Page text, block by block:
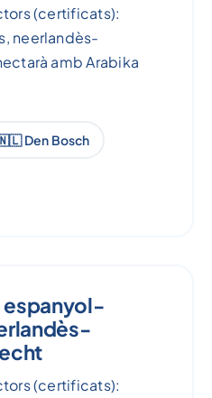
(certificats):
neerlandès-
amb Arabika
Den Bosch
espanyol-
(certificats):